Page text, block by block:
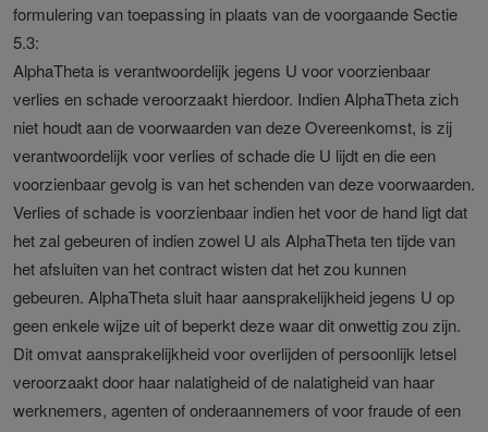
formulering van toepassing in plaats van de voorgaande Sectie
5.3:
AlphaTheta is verantwoordelijk jegens U voor voorzienbaar
verlies en schade veroorzaakt hierdoor. Indien AlphaTheta zich
niet houdt aan de voorwaarden van deze Overeenkomst, is zij
verantwoordelijk voor verlies of schade die U lijdt en die een
voorzienbaar gevolg is van het schenden van deze voorwaarden.
Verlies of schade is voorzienbaar indien het voor de hand ligt dat
het zal gebeuren of indien zowel U als AlphaTheta ten tijde van
het afsluiten van het contract wisten dat het zou kunnen
gebeuren. AlphaTheta sluit haar aansprakelijkheid jegens U op
geen enkele wijze uit of beperkt deze waar dit onwettig zou zijn.
Dit omvat aansprakelijkheid voor overlijden of persoonlijk letsel
veroorzaakt door haar nalatigheid of de nalatigheid van haar
werknemers, agenten of onderaannemers of voor fraude of een